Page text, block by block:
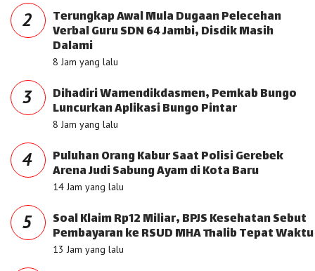
2 Terungkap Awal Mula Dugaan Pelecehan
Verbal Guru SDN 64 Jambi, Disdik Masih
Dalami
8 Jam yang lalu
3 Dihadiri Wamendikdasmen, Pemkab Bungo
Luncurkan Aplikasi Bungo Pintar
8 Jam yang lalu
4 Puluhan Orang Kabur Saat Polisi Gerebek
Arena Judi Sabung Ayam di Kota Baru
14 Jam yang lalu
5 Soal Klaim Rp12 Miliar, BPJS Kesehatan Sebut
Pembayaran ke RSUD MHA Thalib Tepat Waktu
13 Jam yang lalu